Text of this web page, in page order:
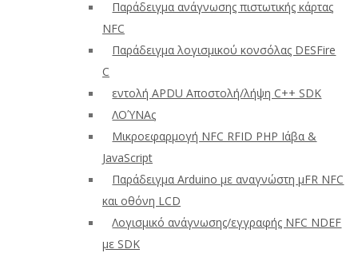
Παράδειγμα ανάγνωσης πιστωτικής κάρτας
NFC
Παράδειγμα λογισμικού κονσόλας DESFire
C
εντολή APDU Αποστολή/λήψη C++ SDK
ΛΟΎΝΑς
Μικροεφαρμογή NFC RFID PHP Ιάβα &
JavaScript
Παράδειγμα Arduino με αναγνώστη μFR NFC
και οθόνη LCD
Λογισμικό ανάγνωσης/εγγραφής NFC NDEF
με SDK